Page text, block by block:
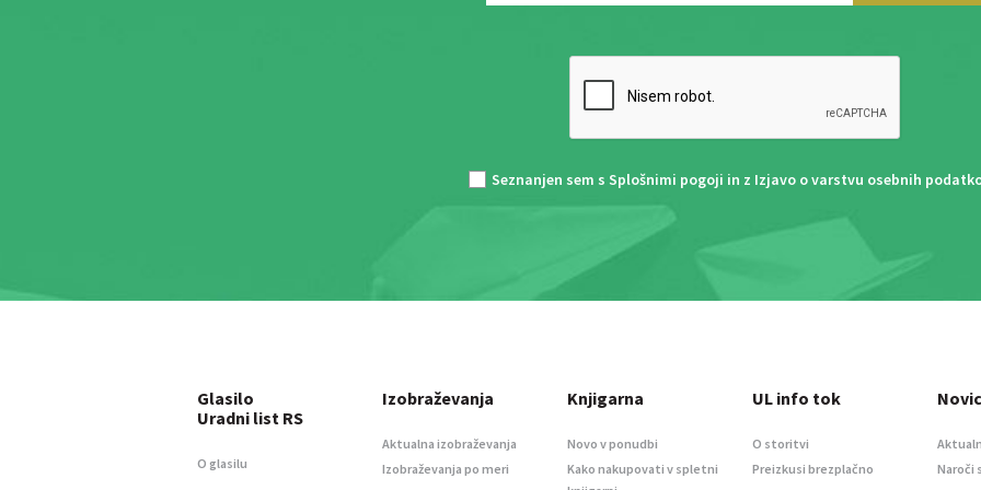
Seznanjen sem s Splošnimi pogoji in z Izjavo o varstvu osebnih
Glasilo
Uradni list RS
O glasilu
Izobraževanja
Aktualna izobraževanja
Izobraževanja po meri
Knjigarna
Novo v ponudbi
Kako nakupovati v spletni
UL info tok
O storitvi
Preizkusi brezplačno
Naroči